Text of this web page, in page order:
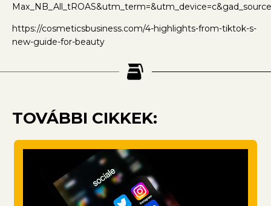
https://cosmeticsbusiness.com/4-highlights-from-tiktok-s-
new-guide-for-beauty
TOVÁBBI CIKKEK: